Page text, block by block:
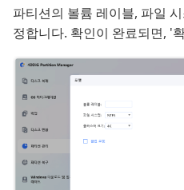
파티션의 볼륨 레이블, 파일
정합니다. 확인이 완료되면, '